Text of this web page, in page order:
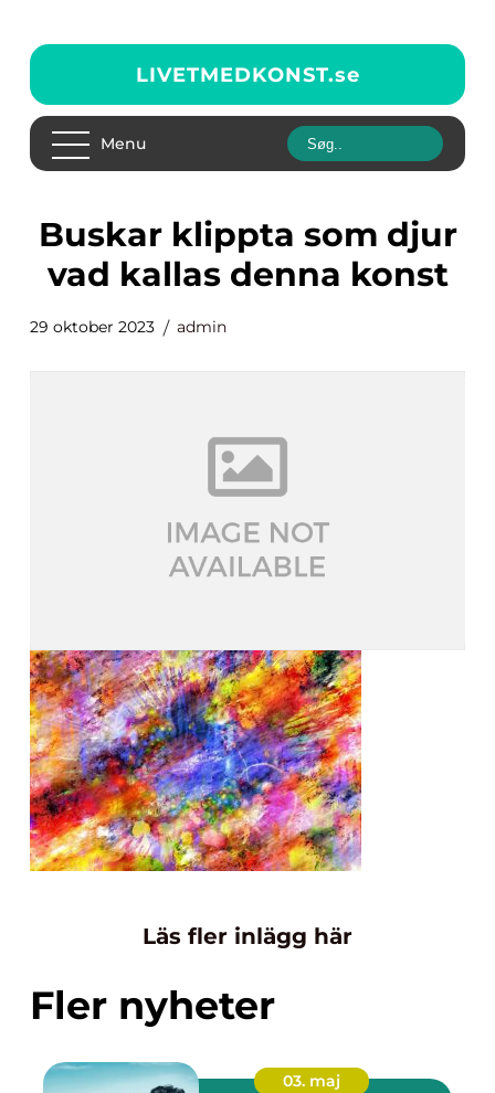
LIVETMEDKONST.se
Menu
buskar klippta som djur
vad kallas denna konst
29 oktober 2023 admin
Läs fler inlägg här
Fler nyheter
03. maj